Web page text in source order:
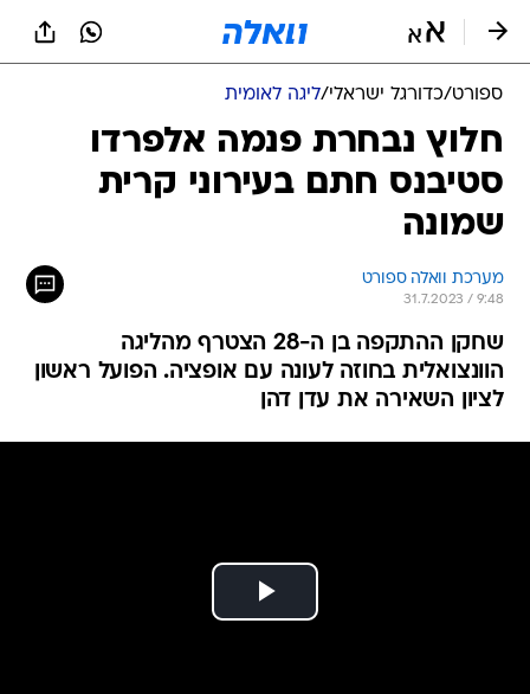
ספורט/כדורגל ישראלי/ליגה לאומית
חלוץ נבחרת פנמה אלפרדו
סטיבנס חתם בעירוני קרית
שמונה
מערכת וואלה ספורט
31.7.2023 / 9:48
שחקן ההתקפה בן ה-28 הצטרף מהליגה
הוונצואלית בחוזה לעונה עם אופציה. הפועל ראשון
לציון השאירה את עדן דהן